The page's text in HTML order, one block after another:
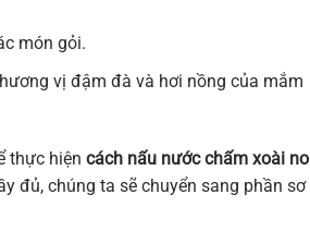
món gỏi.
vị đậm đà và hơi nồng của mắm
thực hiện cách nấu nước chấm xoài
đủ, chúng ta sẽ chuyển sang phần sơ